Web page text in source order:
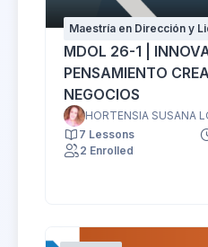
Maestría en Dirección y
Organizaciones
MDOL 26-1 | INNOVACIÓN Y
PENSAMIENTO
NEGOCIOS
HORTENSIA SUSANA
7 Lessons
2 Enrolled